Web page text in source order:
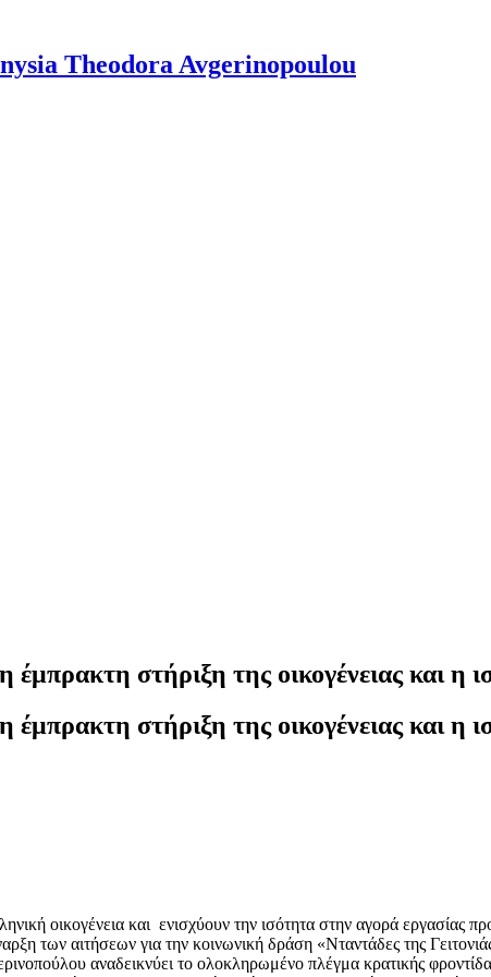
έμπρακτη στήριξη της οικογένειας και η
έμπρακτη στήριξη της οικογένειας και η
οικογένεια και ενισχύουν την ισότητα στην αγορά εργασίας
των αιτήσεων για την κοινωνική δράση «Νταντάδες της
αναδεικνύει το ολοκληρωμένο πλέγμα κρατικής